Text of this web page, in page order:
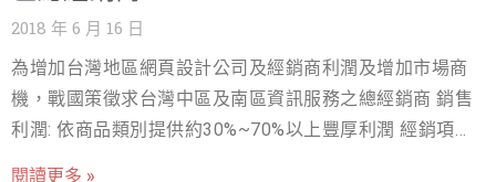
司客服聯繫 cs@nss.com.tw
3.本優惠活動不得與其他優惠方案共享。 4.您如有經銷推廣
問題請聯繫我們
https://hb.nss.com.tw/index.php?/tickets/new/
圾信件50% 5.網址註冊、企業架站、CDN、台灣及海外專
698$75,000 TWD 729$36,359 TWD 730$36,359 TWD
720$20,250 TWD 714$16,400 TWD 473$15,300 TWD 招
募加入成為下線的方式： 現有戰國策經銷會員登入會員系
統後，將「您的推薦超連結」提供給未加入會員之新成
貴公司可以輕鬆享受豐厚的企業架站經銷利潤，目前提供
兩種經銷方案供客戶選擇: 1.可架100個網站49,999/年 2.可
架無限個網站只要99,999/年 適用對象: 1.資訊或網路廣告
公司 2.網頁設計工作室或公司 更多詳情或免費試用請上網
https://www.nss.com.tw/，或致電 : 02-4499314 # 272雲
2018 年 6 月 16 日
為增加台灣地區網頁設計公司及經銷商利潤及增加市場商
機，戰國策徵求台灣中區及南區資訊服務之總經銷商 銷售
利潤: 依商品類別提供約30%~70%以上豐厚利潤 經銷項目:
閱讀更多 »